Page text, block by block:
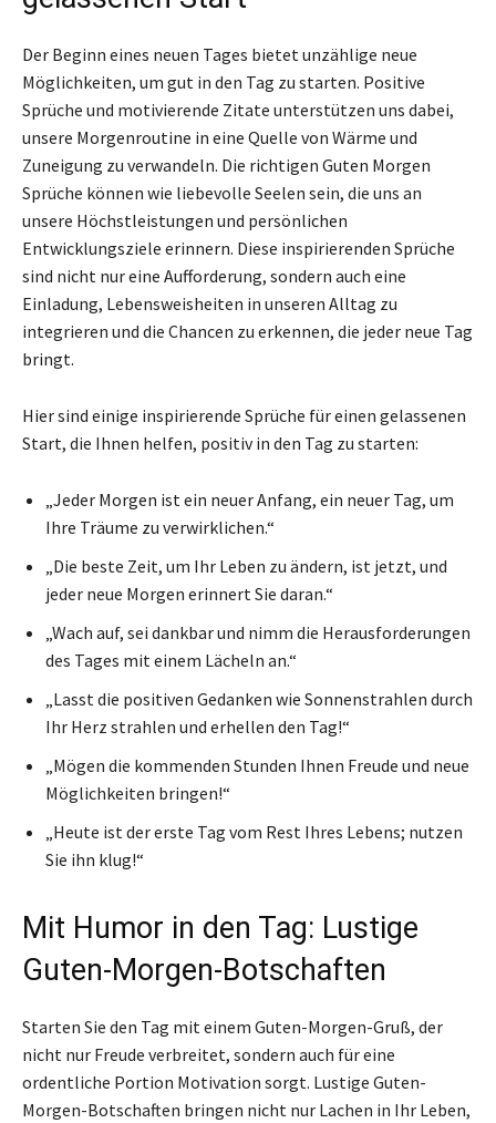
Der Beginn eines neuen Tages bietet unzählige neue
Möglichkeiten, um gut in den Tag zu starten. Positive
Sprüche und motivierende Zitate unterstützen uns dabei,
unsere Morgenroutine in eine Quelle von Wärme und
Zuneigung zu verwandeln. Die richtigen Guten Morgen
Sprüche können wie liebevolle Seelen sein, die uns an
unsere Höchstleistungen und persönlichen
Entwicklungsziele erinnern. Diese inspirierenden Sprüche
sind nicht nur eine Aufforderung, sondern auch eine
Einladung, Lebensweisheiten in unseren Alltag zu
integrieren und die Chancen zu erkennen, die jeder neue Tag
bringt.
Hier sind einige inspirierende Sprüche für einen gelassenen
Start, die Ihnen helfen, positiv in den Tag zu starten:
„Jeder Morgen ist ein neuer Anfang, ein neuer Tag, um
Ihre Träume zu verwirklichen.“
„Die beste Zeit, um Ihr Leben zu ändern, ist jetzt, und
jeder neue Morgen erinnert Sie daran.“
„Wach auf, sei dankbar und nimm die Herausforderungen
des Tages mit einem Lächeln an.“
„Lasst die positiven Gedanken wie Sonnenstrahlen durch
Ihr Herz strahlen und erhellen den Tag!“
„Mögen die kommenden Stunden Ihnen Freude und neue
Möglichkeiten bringen!“
„Heute ist der erste Tag vom Rest Ihres Lebens; nutzen
Sie ihn klug!“
Mit Humor in den Tag: Lustige
Guten-Morgen-Botschaften
Starten Sie den Tag mit einem Guten-Morgen-Gruß, der
nicht nur Freude verbreitet, sondern auch für eine
ordentliche Portion Motivation sorgt. Lustige Guten-
Morgen-Botschaften bringen nicht nur Lachen in Ihr Leben,